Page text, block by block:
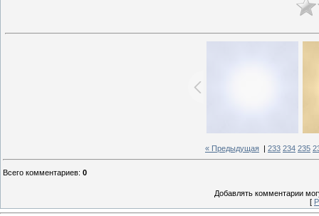
« Предыдущая 233 234 235
Всего комментариев: 0
Добавлять комментарии
[